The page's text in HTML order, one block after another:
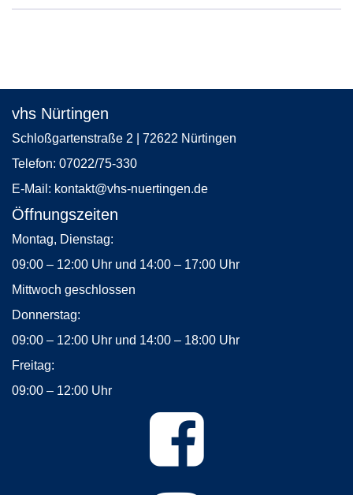
vhs Nürtingen
Schloßgartenstraße 2 | 72622 Nürtingen
Telefon: 07022/75-330
E-Mail: kontakt@vhs-nuertingen.de
Öffnungszeiten
Montag, Dienstag:
09:00 – 12:00 Uhr und 14:00 – 17:00 Uhr
Mittwoch geschlossen
Donnerstag:
09:00 – 12:00 Uhr und 14:00 – 18:00 Uhr
Freitag:
09:00 – 12:00 Uhr